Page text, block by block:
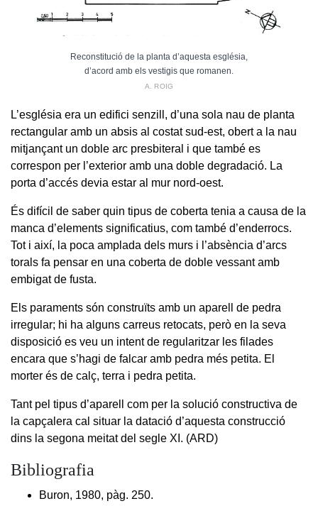
Reconstitució de la planta d’aquesta església,
d’acord amb els vestigis que romanen.
A. ROIG
L’església era un edifici senzill, d’una sola nau de planta
rectangular amb un absis al costat sud-est, obert a la nau
mitjançant un doble arc presbiteral i que també es
correspon per l’exterior amb una doble degradació. La
porta d’accés devia estar al mur nord-oest.
És difícil de saber quin tipus de coberta tenia a causa de la
manca d’elements significatius, com també d’enderrocs.
Tot i així, la poca amplada dels murs i l’absència d’arcs
torals fa pensar en una coberta de doble vessant amb
embigat de fusta.
Els paraments són construïts amb un aparell de pedra
irregular; hi ha alguns carreus retocats, però en la seva
disposició es veu un intent de regularitzar les filades
encara que s’hagi de falcar amb pedra més petita. El
morter és de calç, terra i pedra petita.
Tant pel tipus d’aparell com per la solució constructiva de
la capçalera cal situar la datació d’aquesta construcció
dins la segona meitat del segle XI. (ARD)
Bibliografia
Buron, 1980, pàg. 250.